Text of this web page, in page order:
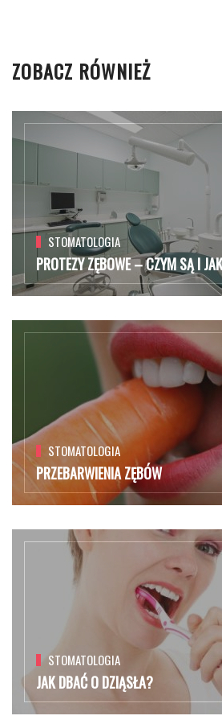
ZOBACZ RÓWNIEŻ
STOMATOLOGIA
PROTEZY ZĘBOWE – CZYM SĄ I
STOMATOLOGIA
PRZEBARWIENIA ZĘBÓW
STOMATOLOGIA
JAK DBAĆ O DZIĄSŁA?